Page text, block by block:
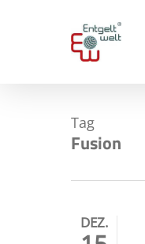
Tag
Fusion
DEZ.